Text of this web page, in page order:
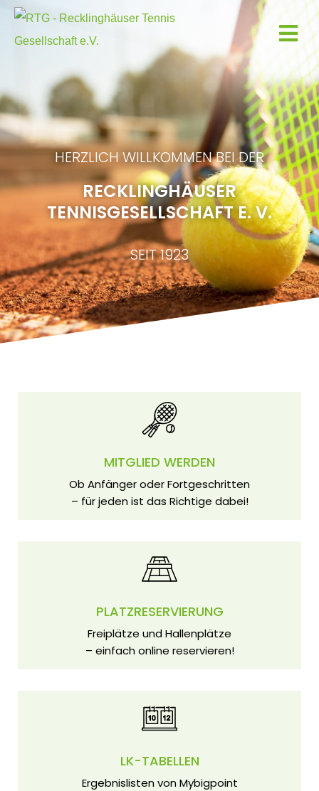
HERZLICH WILLKOMMEN BEI DER
RECKLINGHÄUSER
TENNISGESELLSCHAFT E. V.
SEIT 1923
MITGLIED WERDEN
Ob Anfänger oder Fortgeschritten
– für jeden ist das Richtige dabei!
PLATZRESERVIERUNG
Freiplätze und Hallenplätze
– einfach online reservieren!
LK-TABELLEN
Ergebnislisten von Mybigpoint